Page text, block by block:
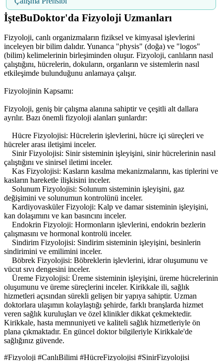
İşteBuDoktor'da Fizyoloji Uzmanları
Fizyoloji, canlı organizmaların fiziksel ve kimyasal işlevlerini
inceleyen bir bilim dalıdır. Yunanca "physis" (doğa) ve "logos"
(bilim) kelimelerinin birleşiminden oluşur. Fizyoloji, canlıların nasıl
çalıştığını, hücrelerin, dokuların, organların ve sistemlerin nasıl
etkileşimde bulunduğunu anlamaya çalışır.
Fizyolojinin Kapsamı:
Fizyoloji, geniş bir çalışma alanına sahiptir ve çeşitli alt dallara
ayrılır. Bazı önemli fizyoloji alanları şunlardır:
Hücre Fizyolojisi: Hücrelerin işlevlerini, hücre içi süreçleri ve
hücreler arası iletişimi inceler.
Sinir Fizyolojisi: Sinir sisteminin işleyişini, sinir hücrelerinin nasıl
çalıştığını ve sinirsel iletimi inceler.
Kas Fizyolojisi: Kasların kasılma mekanizmalarını, kas tiplerini ve
kasların hareketle ilişkisini inceler.
Solunum Fizyolojisi: Solunum sisteminin işleyişini, gaz
değişimini ve solunumun kontrolünü inceler.
Kardiyovasküler Fizyoloji: Kalp ve damar sisteminin işleyişini,
kan dolaşımını ve kan basıncını inceler.
Endokrin Fizyoloji: Hormonların işlevlerini, endokrin bezlerin
çalışmasını ve hormonal kontrolü inceler.
Sindirim Fizyolojisi: Sindirim sisteminin işleyişini, besinlerin
sindirimini ve emilimini inceler.
Böbrek Fizyolojisi: Böbreklerin işlevlerini, idrar oluşumunu ve
vücut sıvı dengesini inceler.
Üreme Fizyolojisi: Üreme sisteminin işleyişini, üreme hücrelerinin
oluşumunu ve üreme süreçlerini inceler. Kirikkale ili, sağlık
hizmetleri açısından sürekli gelişen bir yapıya sahiptir. Uzman
doktorlara ulaşımın kolaylaştığı şehirde, farklı branşlarda hizmet
veren sağlık kuruluşları ve özel klinikler dikkat çekmektedir.
Kirikkale, hasta memnuniyeti ve kaliteli sağlık hizmetleriyle ön
plana çıkmaktadır. En güncel doktor bilgileriyle Kirikkale'de
sağlığınız güvende.
#Fizyoloji #CanlıBilimi #HücreFizyolojisi #SinirFizyolojisi